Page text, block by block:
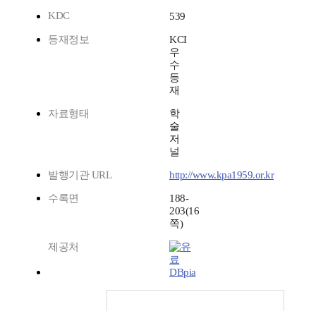
KDC
539
등재정보
KCI
우
수
등
재
자료형태
학
술
저
널
발행기관 URL http://www.kpa1959.or.kr
수록면
188-
203(16
쪽)
제공처
DBpia